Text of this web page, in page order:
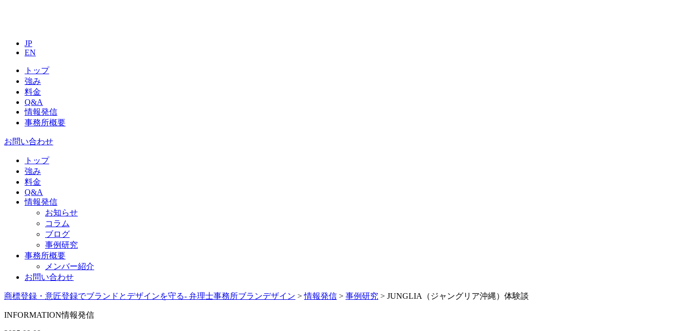
JP
EN
トップ
強み
料金
Q&A
情報発信
事務所概要
お問い合わせ
トップ
強み
料金
Q&A
情報発信
お知らせ
コラム
ブログ
事例研究
事務所概要
メンバー紹介
お問い合わせ
商標登録・意匠登録でブランドとデザインを守る- 弁理士事務所ブランデザイン >情報発信 > 事例研究 > JUNGLIA（ジャングリア沖縄）体験談
INFORMATION情報発信